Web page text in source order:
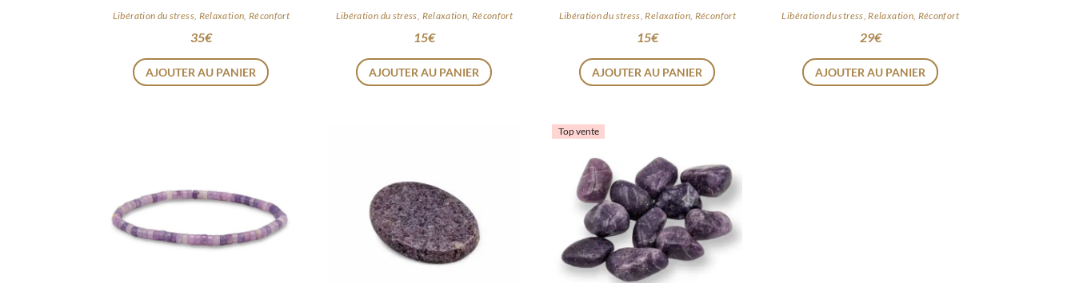
Libération du stress, Relaxation, Réconfort
35€
AJOUTER AU PANIER
Libération du stress, Relaxation, Réconfort
15€
AJOUTER AU PANIER
Libération du stress, Relaxation, Réconfort
15€
AJOUTER AU PANIER
Libération du stress, Relaxation, Réconfort
29€
AJOUTER AU PANIER
Top vente